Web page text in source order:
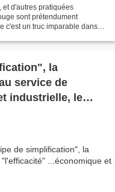
et d'autres pratiquées
sont prétendument
un truc imparable dans le
la
service de
industrielle, le